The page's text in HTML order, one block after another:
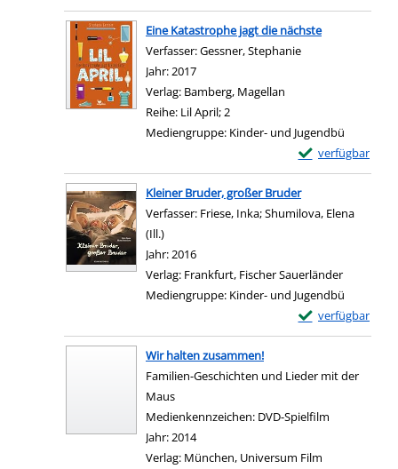
Zum Download
Eine Katastrophe jagt die nächste
Verfasser:Gessner, Stephanie
Jahr:2017
Verlag: Bamberg, Magellan
Reihe: Lil April; 2
Mediengruppe: Kinder- und Jugendbü
verfügbar
Exemplar-Details
Zum Download
Kleiner Bruder, großer Bruder
Verfasser: Friese, Inka;Shumilova, Elena
(Ill.)
Jahr:2016
Verlag: Frankfurt, Fischer Sauerländer
Mediengruppe: Kinder- und Jugendbü
verfügbar
Exemplar-Details
Zum Download
Wir halten zusammen!
Familien-Geschichten und Lieder mit der
Maus
Suche nach diesem Verfasser
Medienkennzeichen: DVD-Spielfilm
Jahr:2014
Verlag: München, Universum Film